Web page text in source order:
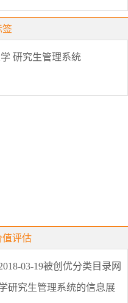
签
研究生管理系统
值评估
03-19被创优分类目录网
研究生管理系统的信息展